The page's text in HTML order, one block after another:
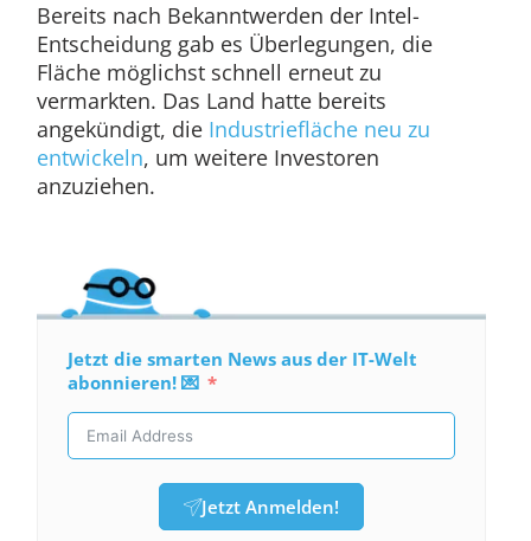
Bereits nach Bekanntwerden der Intel-
Entscheidung gab es Überlegungen, die
Fläche möglichst schnell erneut zu
vermarkten. Das Land hatte bereits
angekündigt, die Industriefläche neu zu
entwickeln, um weitere Investoren
anzuziehen.
Jetzt die smarten News aus der IT-Welt
abonnieren! 💌
Jetzt Anmelden!